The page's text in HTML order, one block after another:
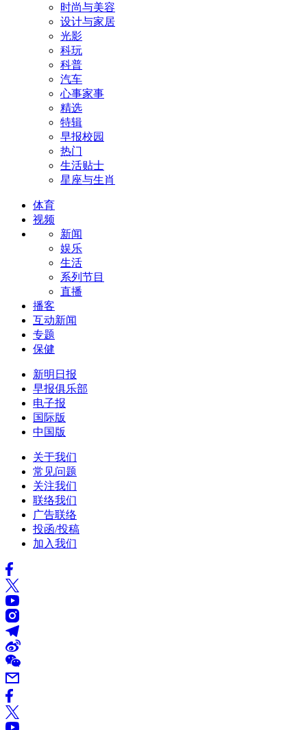
时尚与美容
设计与家居
光影
科玩
科普
汽车
心事家事
精选
特辑
早报校园
热门
生活贴士
星座与生肖
体育
视频
新闻
娱乐
生活
系列节目
直播
播客
互动新闻
专题
保健
新明日报
早报俱乐部
电子报
国际版
中国版
关于我们
常见问题
关注我们
联络我们
广告联络
投函/投稿
加入我们